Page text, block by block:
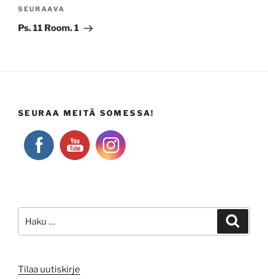
Seuraava
artikkeli
SEURAAVA
Ps. 11 Room. 1
SEURAA MEITÄ SOMESSA!
Tilaa uutiskirje